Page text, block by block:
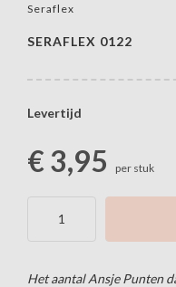
Seraflex
SERAFLEX 0122
Levertijd
€3,95 per stuk
Het aantal Ansje Punten